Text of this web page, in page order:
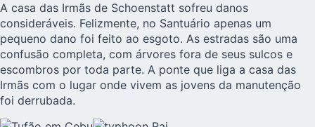
A casa das Irmãs de Schoenstatt sofreu danos
consideráveis. Felizmente, no Santuário apenas um
pequeno dano foi feito ao esgoto. As estradas são uma
confusão completa, com árvores fora de seus sulcos e
escombros por toda parte. A ponte que liga a casa das
Irmãs com o lugar onde vivem as jovens da manutenção
foi derrubada.